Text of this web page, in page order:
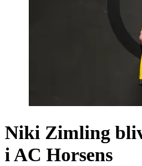
Niki Zimling
i AC Horsens